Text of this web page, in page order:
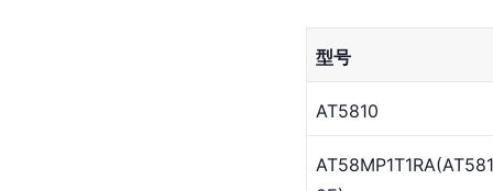
型号
AT5810
AT58MP1T1RA(AT581